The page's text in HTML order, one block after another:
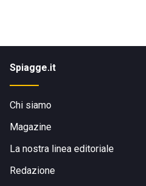
Spiagge.it
Chi siamo
Magazine
La nostra linea editoriale
Redazione